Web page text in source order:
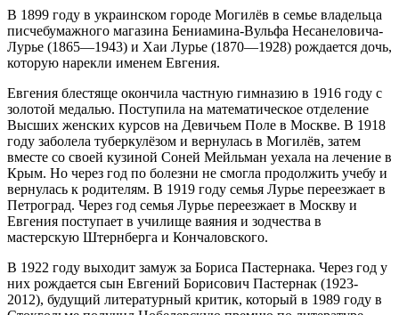
В 1899 году в украинском городе Могилёв в семье владельца
писчебумажного магазина Бениамина-Вульфа Несанеловича-
Лурье (1865—1943) и Хаи Лурье (1870—1928) рождается дочь,
которую нарекли именем Евгения.
Евгения блестяще окончила частную гимназию в 1916 году с
золотой медалью. Поступила на математическое отделение
Высших женских курсов на Девичьем Поле в Москве. В 1918
году заболела туберкулёзом и вернулась в Могилёв, затем
вместе со своей кузиной Соней Мейльман уехала на лечение в
Крым. Но через год по болезни не смогла продолжить учебу и
вернулась к родителям. В 1919 году семья Лурье переезжает в
Петроград. Через год семья Лурье переезжает в Москву и
Евгения поступает в училище ваяния и зодчества в
мастерскую Штернберга и Кончаловского.
В 1922 году выходит замуж за Бориса Пастернака. Через год у
них рождается сын Евгений Борисович Пастернак (1923-
2012), будущий литературный критик, который в 1989 году в